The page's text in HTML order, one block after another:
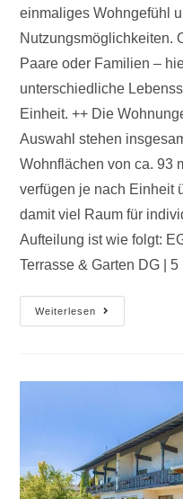
einmaliges Wohngefühl
Nutzungsmöglichkeiten.
Paare oder Familien –
unterschiedliche
Einheit. ++ Die
Auswahl stehen
Wohnflächen von ca. 93
verfügen je nach Einheit
damit viel Raum für
Aufteilung ist wie folgt:
Terrasse & Garten DG |
Weiterlesen